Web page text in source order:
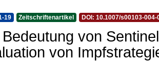
19 Zeitschriftenartikel DOI: 10.1007/s00103-004-
von
von